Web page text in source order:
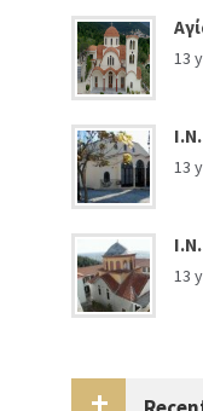
13
13
13